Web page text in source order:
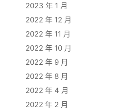
2023 年 1 月
2022 年 12 月
2022 年 11 月
2022 年 10 月
2022 年 9 月
2022 年 8 月
2022 年 4 月
2022 年 2 月